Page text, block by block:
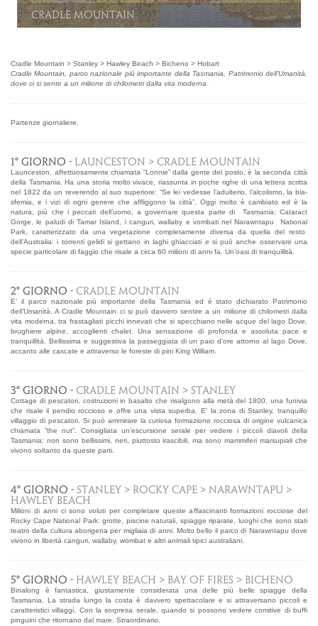
Cradle Mountain
Cradle Mountain > Stanley > Hawley Beach > Bicheno > Hobart
Cradle Mountain, parco nazionale più importante della Tasmania, Patrimonio dell'Umanità,
dove ci si sente a un milione di chilometri dalla vita moderna.
Partenze giornaliere.
1° GIORNO - LAUNCESTON > CRADLE MOUNTAIN
Launceston, affettuosamente chiamata “Lonnie” dalla gente del posto, è la seconda città
della Tasmania. Ha una storia molto vivace, riassunta in poche righe di una lettera scritta
nel 1822 da un reverendo al suo superiore: “Se lei vedesse l’adulterio, l’alcolismo, la bla-
sfemia, e i vizi di ogni genere che affliggono la città”. Oggi molto è cambiato ed è la
natura, più che i peccati dell’uomo, a governare questa parte di Tasmania: Cataract
Gorge, le paludi di Tamar Island, i canguri, wallaby e vombati nel Narawntapu National
Park, caratterizzato da una vegetazione completamente diversa da quella del resto
dell’Australia: i torrenti gelidi si gettano in laghi ghiacciati e si può anche osservare una
specie particolare di faggio che risale a circa 60 milioni di anni fa. Un’oasi di tranquillità.
2° GIORNO - CRADLE MOUNTAIN
E’ il parco nazionale più importante della Tasmania ed è stato dichiarato Patrimonio
dell’Umanità. A Cradle Mountain ci si può davvero sentire a un milione di chilometri dalla
vita moderna, tra frastagliati picchi innevati che si specchiano nelle acque del lago Dove,
brughiere alpine, accoglienti chalet. Una sensazione di profonda e assoluta pace e
tranquillità. Bellissima e suggestiva la passeggiata di un paio d’ore attorno al lago Dove,
accanto alle cascate e attraverso le foreste di pini King William.
3° GIORNO - CRADLE MOUNTAIN > STANLEY
Cottage di pescatori, costruzioni in basalto che risalgono alla metà del 1800, una funivia
che risale il pendio roccioso e offre una vista superba. E’ la zona di Stanley, tranquillo
villaggio di pescatori. Si può ammirare la curiosa formazione rocciosa di origine vulcanica
chiamata “the nut”. Consigliata un’escursione serale per vedere i piccoli diavoli della
Tasmania: non sono bellissimi, neri, piuttosto irascibili, ma sono mammiferi marsupiali che
vivono soltanto da queste parti.
4° GIORNO - STANLEY > ROCKY CAPE > NARAWNTAPU >
HAWLEY BEACH
Milioni di anni ci sono voluti per completare queste affascinanti formazioni rocciose del
Rocky Cape National Park: grotte, piscine naturali, spiagge riparate, luoghi che sono stati
teatro della cultura aborigena per migliaia di anni. Molto bello il parco di Narawntapu dove
vivono in libertà canguri, wallaby, wombat e altri animali tipici australiani.
5° GIORNO - HAWLEY BEACH > BAY OF FIRES > BICHENO
Binalong è fantastica, giustamente considerata una delle più belle spiagge della
Tasmania. La strada lungo la costa è davvero spettacolare e si attraversano piccoli e
caratteristici villaggi. Con la sorpresa serale, quando si possono vedere comitive di buffi
pinguini che ritornano dal mare. Straordinario.